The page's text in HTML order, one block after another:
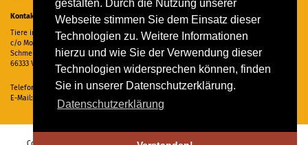
gestalten. Durch die Nutzung unserer
Webseite stimmen Sie dem Einsatz dieser
Technologien zu. Weitere Informationen
hierzu und wie Sie der Verwendung dieser
Technologien widersprechen können, finden
Sie in unserer Datenschutzerklärung.
Datenschutzerklärung
Kontakt
Tiere in Not Saar e.V.
c/o Monika Ewen
Schmelzer Straße 22
66333 Völklingen
Telefon:
06898 294862
E-Mail:
info@tiere-in-not-saar.de
Copyright © 2026 Tiere in Not Saar e.V. Alle Rechte vorbehalten. -